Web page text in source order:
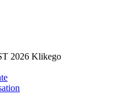
2026 Klikego